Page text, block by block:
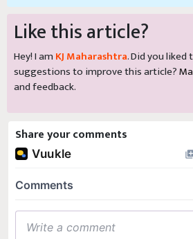
Like this article?
Hey! I am KJ Maharashtra. Did you
suggestions to improve this article?
and feedback.
Share your comments